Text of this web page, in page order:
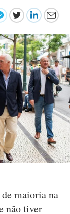
maioria na
não tiver